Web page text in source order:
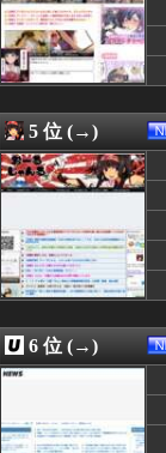
08/08 12:40
08/08 12:40
08/08 12:40
08/08 12:39
08/08 12:39
08/08 12:38
08/08 12:35
08/08 12:35
08/08 12:35
08/08 12:35
08/08 12:34
08/08 12:33
08/08 12:33
08/08 12:33
08/08 12:32
08/08 12:32
08/08 12:32
5 位 (→)
6 位 (→)